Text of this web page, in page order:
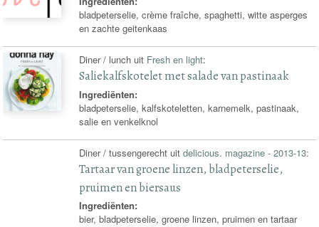
bladpeterselie, crème fraîche, spaghetti, witte asperges
en zachte geitenkaas
Diner / lunch uit Fresh en light:
Saliekalfskotelet met salade van pastinaak
Ingrediënten:
bladpeterselie, kalfskoteletten, karnemelk, pastinaak,
salie en venkelknol
Diner / tussengerecht uitdelicious. magazine - 2013-13:
Tartaar van groene linzen, bladpeterselie,
pruimen en biersaus
Ingrediënten:
bier, bladpeterselie, groene linzen, pruimen en tartaar